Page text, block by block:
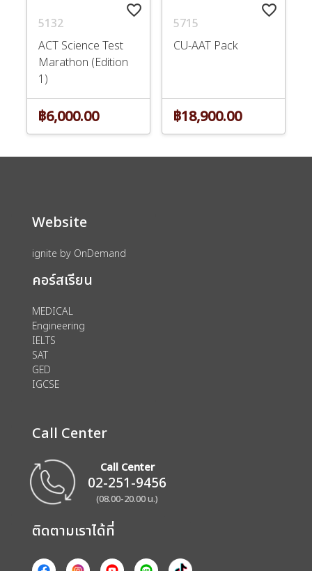
favorite_border
5132
ACT Science Test
Marathon (Edition
1)
฿6,000.00
favorite_border
5715
CU-AAT Pack
฿18,900.00
Website
ignite by OnDemand
คอร์สเรียน
MEDICAL
Engineering
IELTS
SAT
GED
IGCSE
Call Center
Call Center
02-251-9456
(08.00-20.00 น.)
ติดตามเราได้ที่